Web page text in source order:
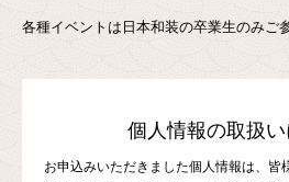
各種イベントは日本和装の卒業生のみご
個人情報の取扱
お申込みいただきました個人情報は、皆